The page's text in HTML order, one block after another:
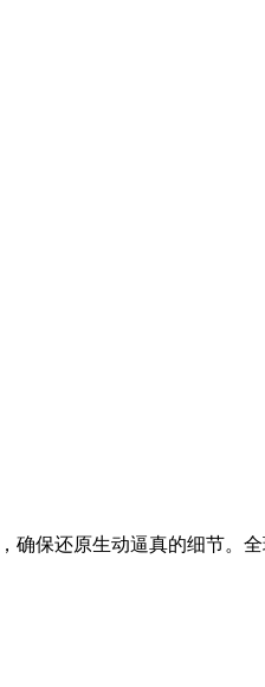
确保还原生动逼真的细节